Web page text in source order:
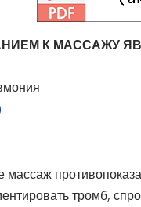
К МАССАЖУ
тромб,